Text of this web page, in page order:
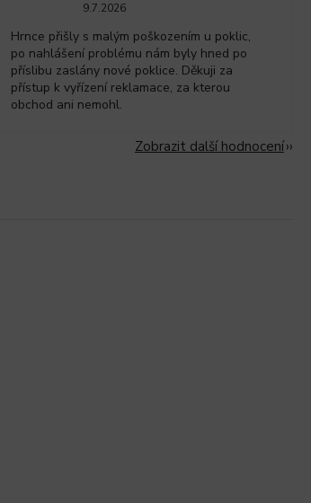
9.7.2026
Hrnce přišly s malým poškozením u poklic,
po nahlášení problému nám byly hned po
příslibu zaslány nové poklice. Děkuji za
přístup k vyřízení reklamace, za kterou
obchod ani nemohl.
Zobrazit další hodnocení